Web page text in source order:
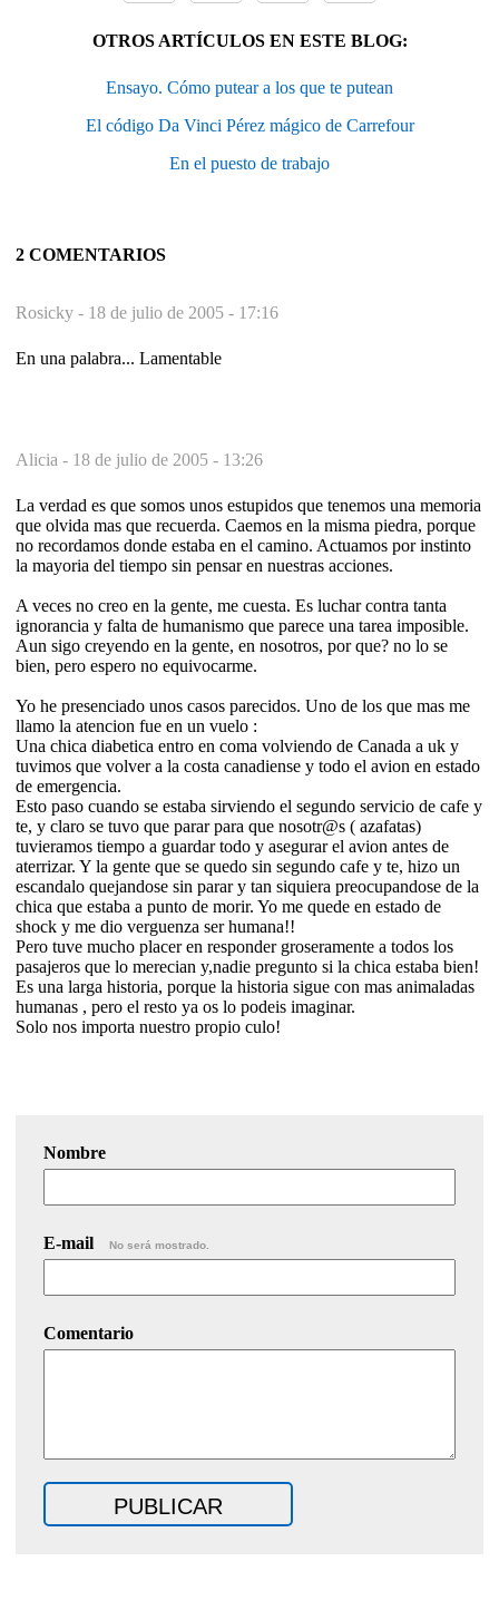
OTROS ARTÍCULOS EN ESTE BLOG:
Ensayo. Cómo putear a los que te putean
El código Da Vinci Pérez mágico de Carrefour
En el puesto de trabajo
2 COMENTARIOS
Rosicky - 18 de julio de 2005 - 17:16
En una palabra... Lamentable
Alicia - 18 de julio de 2005 - 13:26
La verdad es que somos unos estupidos que tenemos una memoria
que olvida mas que recuerda. Caemos en la misma piedra, porque
no recordamos donde estaba en el camino. Actuamos por instinto
la mayoria del tiempo sin pensar en nuestras acciones.
A veces no creo en la gente, me cuesta. Es luchar contra tanta
ignorancia y falta de humanismo que parece una tarea imposible.
Aun sigo creyendo en la gente, en nosotros, por que? no lo se
bien, pero espero no equivocarme.
Yo he presenciado unos casos parecidos. Uno de los que mas me
llamo la atencion fue en un vuelo :
Una chica diabetica entro en coma volviendo de Canada a uk y
tuvimos que volver a la costa canadiense y todo el avion en estado
de emergencia.
Esto paso cuando se estaba sirviendo el segundo servicio de cafe y
te, y claro se tuvo que parar para que nosotr@s ( azafatas)
tuvieramos tiempo a guardar todo y asegurar el avion antes de
aterrizar. Y la gente que se quedo sin segundo cafe y te, hizo un
escandalo quejandose sin parar y tan siquiera preocupandose de la
chica que estaba a punto de morir. Yo me quede en estado de
shock y me dio verguenza ser humana!!
Pero tuve mucho placer en responder groseramente a todos los
pasajeros que lo merecian y,nadie pregunto si la chica estaba bien!
Es una larga historia, porque la historia sigue con mas animaladas
humanas , pero el resto ya os lo podeis imaginar.
Solo nos importa nuestro propio culo!
Nombre
E-mail No será mostrado.
Comentario